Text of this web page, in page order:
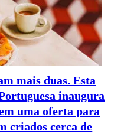
mais duas. Esta
inaugura
uma oferta para
criados cerca de